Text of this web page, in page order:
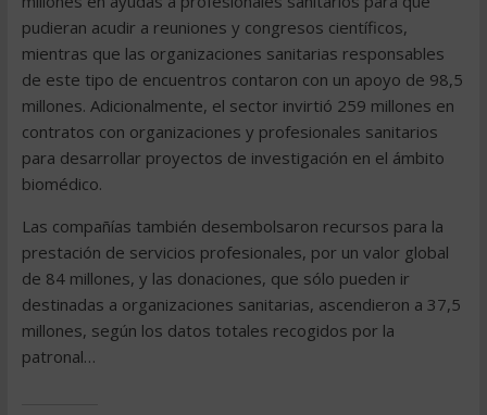
pudieran acudir a reuniones y congresos científicos,
mientras que las organizaciones sanitarias responsables
de este tipo de encuentros contaron con un apoyo de 98,5
millones. Adicionalmente, el sector invirtió 259 millones en
contratos con organizaciones y profesionales sanitarios
para desarrollar proyectos de investigación en el ámbito
biomédico.
Las compañías también desembolsaron recursos para la
prestación de servicios profesionales, por un valor global
de 84 millones, y las donaciones, que sólo pueden ir
destinadas a organizaciones sanitarias, ascendieron a 37,5
millones, según los datos totales recogidos por la
patronal…